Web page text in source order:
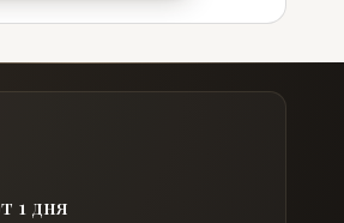
1 дня